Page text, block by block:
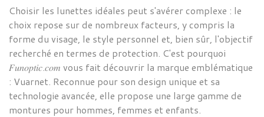
Choisir les lunettes idéales peut s'avérer complexe : le
choix repose sur de nombreux facteurs, y compris la
forme du visage, le style personnel et, bien sûr, l'objectif
recherché en termes de protection. C'est pourquoi
𝐹𝑢𝑛𝑜𝑝𝑡𝑖𝑐.𝑐𝑜𝑚 vous fait découvrir la marque emblématique
: Vuarnet. Reconnue pour son design unique et sa
technologie avancée, elle propose une large gamme de
montures pour hommes, femmes et enfants.